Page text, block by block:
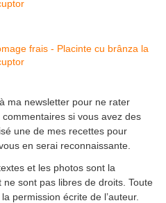
ma newsletter pour ne rater
si vous avez des
une de mes recettes pour
en serai reconnaissante.
et les photos sont la
sont pas libres de droits. Toute
permission écrite de l’auteur.